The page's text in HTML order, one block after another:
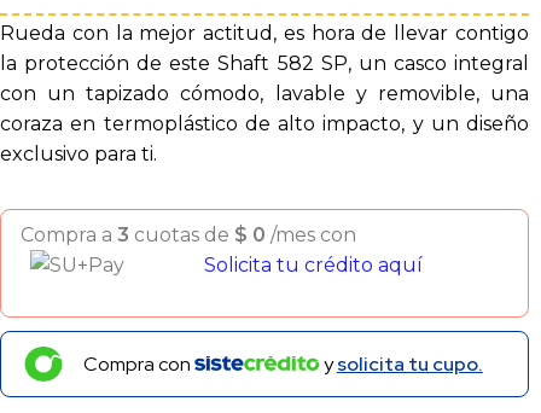
Rueda con la mejor actitud, es hora de llevar contigo
la protección de este Shaft 582 SP, un casco integral
con un tapizado cómodo, lavable y removible, una
coraza en termoplástico de alto impacto, y un diseño
exclusivo para ti.
Compra a 3 cuotas de $ 0 /mes con
Solicita tu crédito aquí
Compra con ysolicita tu cupo.